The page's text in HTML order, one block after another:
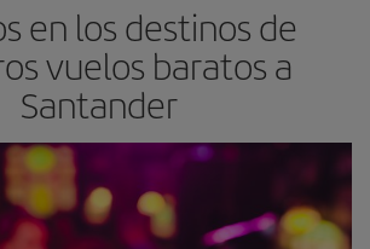
en los destinos de
vuelos baratos a
Santander